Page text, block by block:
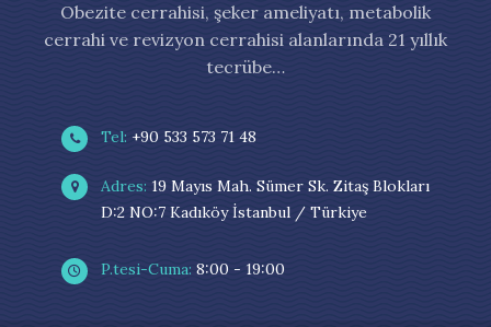
Obezite cerrahisi, şeker ameliyatı, metabolik
cerrahi ve revizyon cerrahisi alanlarında 21 yıllık
tecrübe…
Tel: +90 533 573 71 48
Adres: 19 Mayıs Mah. Sümer Sk. Zitaş Blokları
D:2 NO:7 Kadıköy İstanbul / Türkiye
P.tesi-Cuma: 8:00 - 19:00